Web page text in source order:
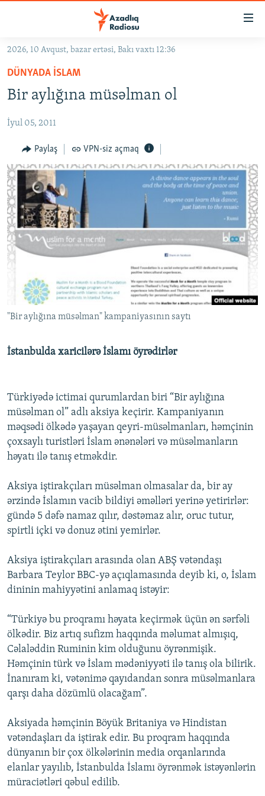
Əsas
qayıt
Əsas
naviqasiyaya
qayıt
#İZAHLA
KORRUPSIOMETR
#ƏSLINDƏ
FƏRQƏ BAX
QANUNI DOĞRU
ARAŞDIRMA
MULTIMEDIA
VIDEO
FOTOQALEREYA
İNFOQRAFIKA
KARIKATURA
RADIO ARXIV
OXU ZALI
AZƏRBAYCAN ƏDƏBIYYATI KITABXANASI
İSLAM VƏ DEMOKRATIYA
İZ - MƏDƏNIYYƏT PROQRAMI
HAQQIMIZDA
MISSIYAMIZ
PEŞƏ ETIKASI VƏ JURNALISTIKA STANDARTLARIMIZ
MATERIALLARIMIZDAN ISTIFADƏ
BIZI IZLƏ
2026, 10 Avqust, bazar ertəsi, Bakı vaxtı 12:36
DÜNYADA İSLAM
Bir aylığına müsəlman ol
İyul 05, 2011
Paylaş VPN-siz açmaq
"Bir aylığına müsəlman" kampaniyasının saytı
İstanbulda xaricilərə İslamı öyrədirlər
Türkiyədə ictimai qurumlardan biri “Bir aylığına
müsəlman ol” adlı aksiya keçirir. Kampaniyanın
məqsədi ölkədə yaşayan qeyri-müsəlmanları, həmçinin
çoxsaylı turistləri İslam ənənələri və müsəlmanların
həyatı ilə tanış etməkdir.
Aksiya iştirakçıları müsəlman olmasalar da, bir ay
ərzində İslamın vacib bildiyi əməlləri yerinə yetirirlər:
gündə 5 dəfə namaz qılır, dəstəmaz alır, oruc tutur,
spirtli içki və donuz ətini yemirlər.
Aksiya iştirakçıları arasında olan ABŞ vətəndaşı
Barbara Teylor BBC-yə açıqlamasında deyib ki, o, İslam
dininin mahiyyətini anlamaq istəyir:
“Türkiyə bu proqramı həyata keçirmək üçün ən sərfəli
ölkədir. Biz artıq sufizm haqqında məlumat almışıq,
Cəlaləddin Ruminin kim olduğunu öyrənmişik.
Həmçinin türk və İslam mədəniyyəti ilə tanış ola bilirik.
İnanıram ki, vətənimə qayıdandan sonra müsəlmanlara
qarşı daha dözümlü olacağam”.
Aksiyada həmçinin Böyük Britaniya və Hindistan
vətəndaşları da iştirak edir. Bu proqram haqqında
dünyanın bir çox ölkələrinin media orqanlarında
elanlar yayılıb, İstanbulda İslamı öyrənmək istəyənlərin
müraciətləri qəbul edilib.